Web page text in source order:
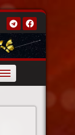
Toggle
navigation